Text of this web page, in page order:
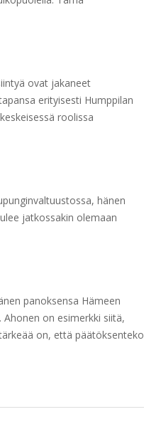
ovat jakaneet
erityisesti Humppilan
roolissa
hänen
jatkossakin olemaan
panoksensa Hämeen
on esimerkki siitä,
on, että päätöksenteko